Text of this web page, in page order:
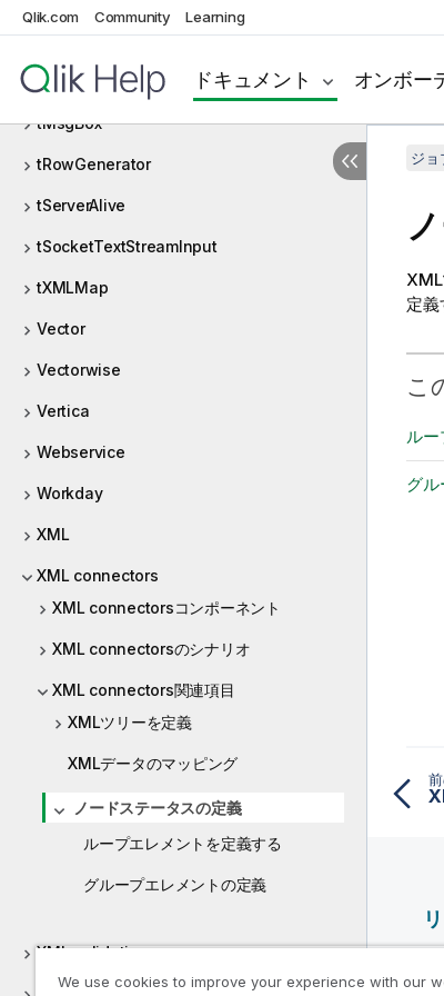
Qlik.com Community Learning
ドキュメント オンボー
tMap
tMemorizeRows
tMsgBox
tRowGenerator
tServerAlive
tSocketTextStreamInput
tXMLMap
Vector
Vectorwise
Vertica
Webservice
Workday
XML
XML connectors
XML connectorsコンポーネント
XML connectorsのシナリオ
XML connectors関連項目
XMLツリーを定義
XMLデータのマッピング
ノードステータスの定義
ループエレメントを定義する
グループエレメントの定義
XML validation
ジョ
定義
こ
ルー
グル
We use cookies to improve your experience with our